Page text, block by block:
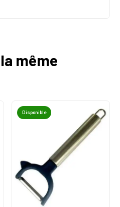
même
Disponible